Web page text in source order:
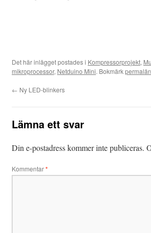
Det här inlägget postades i Kompressorprojekt,
mikroprocessor, Netduino Mini. Bokmärk
← Ny LED-blinkers
Lämna ett svar
Din e-postadress kommer inte publiceras.
Kommentar*